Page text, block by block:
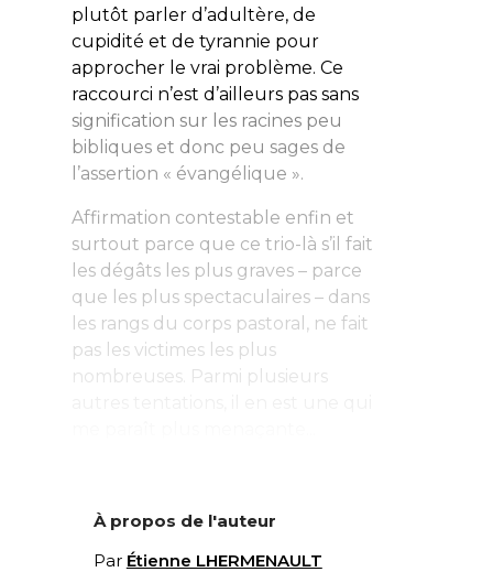
plutôt parler d’adultère, de
cupidité et de tyrannie pour
approcher le vrai problème. Ce
raccourci n’est d’ailleurs pas sans
signification sur les racines peu
bibliques et donc peu sages de
l’assertion « évangélique ».
Affirmation contestable enfin et
surtout parce que ce trio-là s’il fait
les dégâts les plus graves – parce
que les plus spectaculaires – dans
les rangs du corps pastoral, ne fait
pas les victimes les plus
nombreuses. Parmi plusieurs
À propos de l'auteur
Par Étienne LHERMENAULT